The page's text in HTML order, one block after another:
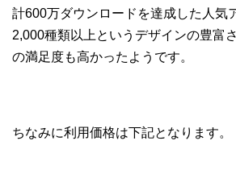
計600万ダウンロードを達成した人気
2,000種類以上というデザインの豊富
の満足度も高かったようです。
ちなみに利用価格は下記となります。